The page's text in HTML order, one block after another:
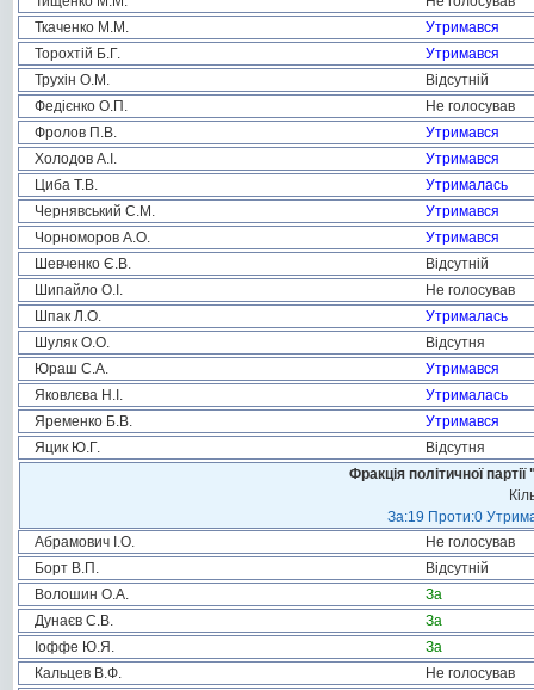
Ткаченко М.М.
Утримався
Торохтій Б.Г.
Утримався
Трухін О.М.
Відсутній
Федієнко О.П.
Не голосував
Фролов П.В.
Утримався
Холодов А.І.
Утримався
Циба Т.В.
Утрималась
Чернявський С.М.
Утримався
Чорноморов А.О.
Утримався
Шевченко Є.В.
Відсутній
Шипайло О.І.
Не голосував
Шпак Л.О.
Утрималась
Шуляк О.О.
Відсутня
Юраш С.А.
Утримався
Яковлєва Н.І.
Утрималась
Яременко Б.В.
Утримався
Яцик Ю.Г.
Відсутня
Фракція політичної
За:19 Проти:0
Абрамович І.О.
Не голосував
Борт В.П.
Відсутній
Волошин О.А.
За
Дунаєв С.В.
За
Іоффе Ю.Я.
За
Кальцев В.Ф.
Не голосував